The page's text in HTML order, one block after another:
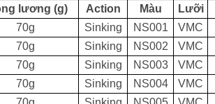
lương (g) Action Màu Lưỡi
70g
Sinking NS001 VMC
70g
Sinking NS002 VMC
70g
Sinking NS003 VMC
70g
Sinking NS004 VMC